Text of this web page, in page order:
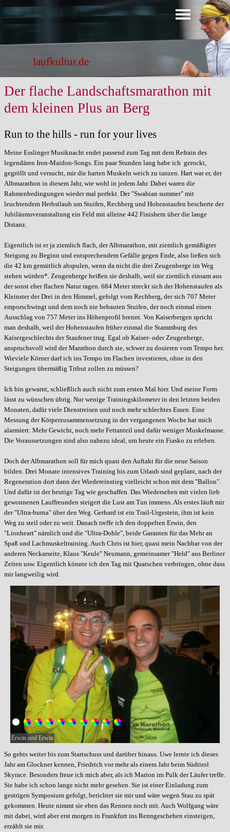
Direkt zum Seiteninhalt Menü überspringen
laufkultur.de
Der flache Landschaftsmarathon mit
dem kleinen Plus an Berg
Run to the hills - run for your lives
Meine Esslinger Musiknacht endet passend zum Tag mit dem Refrain des
legendären Iron-Maidon-Songs. Ein paar Stunden lang habe ich gerockt,
gegröllt und versucht, mir die harten Muskeln weich zu tanzen. Hart war er, der
Albmarathon in diesem Jahr, wie wohl in jedem Jahr. Dabei waren die
Rahmenbedingungen wieder mal perfekt. Der "Swabian summer" mit
leuchtendem Herbstlaub um Stuifen, Rechberg und Hohenstaufen bescherte der
Jubiläumsveranstaltung ein Feld mit alleine 442 Finishern über die lange
Distanz.
Eigentlich ist er ja ziemlich flach, der Albmarathon, mit ziemlich gemäßigter
Steigung zu Beginn und entsprechendem Gefälle gegen Ende, also ließen sich
die 42 km gemütlich abspulen, wenn da nicht die drei Zeugenberge im Weg
stehen würden*. Zeugenberge heißen sie deshalb, weil sie ziemlich einsam aus
der sonst eher flachen Natur ragen. 684 Meter streckt sich der Hohenstaufen als
Kleinster der Drei in den Himmel, gefolgt vom Rechberg, der sich 707 Meter
emporschwingt und dem noch nie bebauten Stuifen, der noch einmal einen
Ausschlag von 757 Meter ins Höhenprofil brennt. Von Kaiserbergen spricht
man deshalb, weil der Hohenstaufen früher einmal die Stammburg des
Kaisergeschlechts der Staufener trug. Egal ob Kaiser- oder Zeugenberge,
anspruchsvoll wird der Marathon durch sie, schwer zu dosieren vom Tempo her.
Wieviele Körner darf ich ins Tempo im Flachen investieren, ohne in den
Steigungen übermäßig Tribut zollen zu müssen?
Ich bin gewarnt, schließlich auch nicht zum ersten Mal hier. Und meine Form
lässt zu wünschen übrig. Nur wenige Trainingskilometer in den letzten beiden
Monaten, dafür viele Dienstreisen und noch mehr schlechtes Essen. Eine
Messung der Körperzusammensetzung in der vergangenen Woche hat mich
alarmiert: Mehr Gewicht, noch mehr Fettanteil und dafür weniger Muskelmasse.
Die Voraussetzungen sind also nahezu ideal, um heute ein Fiasko zu erleben.
Doch der Albmarathon soll für mich quasi den Auftakt für die neue Saison
bilden. Drei Monate intensives Training bis zum Urlaub sind geplant, nach der
Regeneration dort dann der Wiedereinstieg vielleicht schon mit dem "Ballon".
Und dafür ist der heutige Tag wie geschaffen. Das Wiedersehen mit vielen lieb
gewonnenen Lauffreunden steigert die Lust am Tun immens. Als erstes läuft mir
der "Ultra-burna" über den Weg. Gerhard ist ein Trail-Urgestein, ihm ist kein
Weg zu steil oder zu weit. Danach treffe ich den doppelten Erwin, den
"Lionheart" nämlich und die "Ultra-Dohle", beide Garanten für das Mehr an
Spaß und Lachmuskeltraining. Auch Chris ist hier, quasi mein Nachbar von der
anderen Neckarseite, Klaus "Keule" Neumann, gemeinsamer "Held" aus Berliner
Zeiten usw. Eigentlich könnte ich den Tag mit Quatschen verbringen, ohne dass
mir langweilig wird.
Erwin und Erwin
So gehts weiter bis zum Startschuss und darüber hinaus. Uwe lernte ich dieses
Jahr am Glockner kennen, Friedrich vor mehr als einem Jahr beim Südtirol
Skyrace. Besonders freue ich mich aber, als ich Marion im Pulk der Läufer treffe.
Sie habe ich schon lange nicht mehr gesehen. Sie ist einer Einladung zum
gestrigen Symposium gefolgt, berichtet sie mir und wäre wegen Stau zu spät
gekommen. Heute nimmt sie eben das Rennen noch mit. Auch Wolfgang wäre
mit dabei, wird aber erst morgen in Frankfurt ins Renngeschehen einsteigen,
erzählt sie mir.